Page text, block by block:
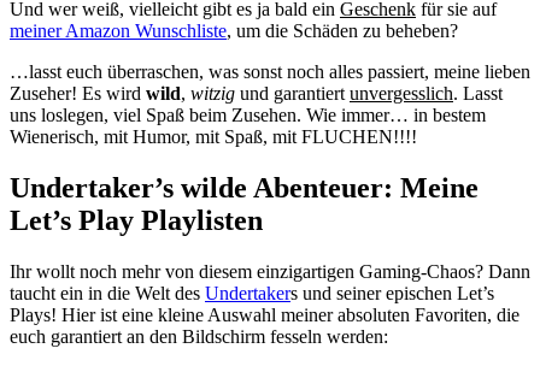
Und wer weiß, vielleicht gibt es ja bald ein Geschenk für sie auf
meiner Amazon Wunschliste, um die Schäden zu beheben?
…lasst euch überraschen, was sonst noch alles passiert, meine lieben
Zuseher! Es wird wild, witzig und garantiert unvergesslich. Lasst
uns loslegen, viel Spaß beim Zusehen. Wie immer… in bestem
Wienerisch, mit Humor, mit Spaß, mit FLUCHEN!!!!
Undertaker’s wilde Abenteuer: Meine
Let’s Play Playlisten
Ihr wollt noch mehr von diesem einzigartigen Gaming-Chaos? Dann
taucht ein in die Welt des Undertakers und seiner epischen Let’s
Plays! Hier ist eine kleine Auswahl meiner absoluten Favoriten, die
euch garantiert an den Bildschirm fesseln werden: